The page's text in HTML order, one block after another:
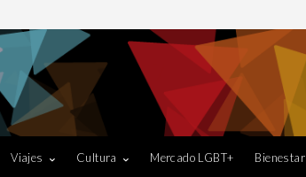
Viajes Cultura Mercado LGBT+ Bienestar